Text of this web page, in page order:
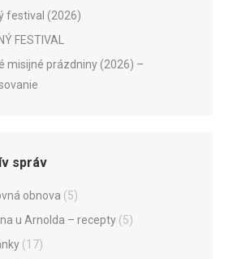
festival (2026)
FESTIVAL
misijné prázdniny (2026) –
správ
obnova (5)
u Arnolda – recepty (5)
(17)